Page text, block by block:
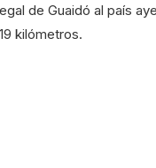
de Guaidó al país
kilómetros.